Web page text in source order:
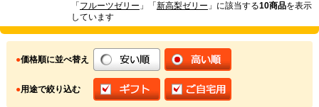
「フルーツゼリー 」「新高梨ゼリー 」に該当する10商品を表示
しています
●価格順に並べ替え
●用途で絞り込む